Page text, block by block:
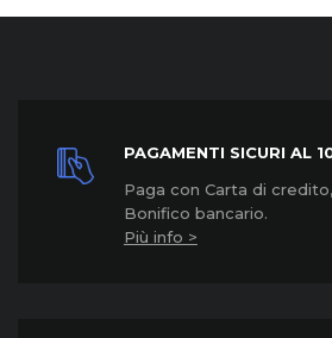
PAGAMENTI SICURI AL
Paga con Carta di
Bonifico bancario.
Più info >